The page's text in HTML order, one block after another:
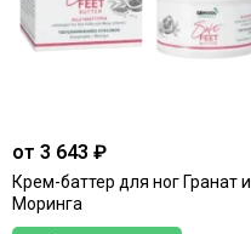
от 3 643 ₽
Крем-баттер для ног Гранат и
Моринга